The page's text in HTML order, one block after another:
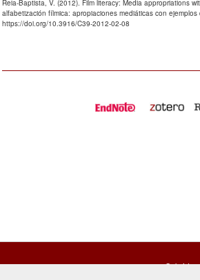
Reia-Baptista, V. (2012). Film literacy: Media appropriations
alfabetización fílmica: apropiaciones mediáticas con
https://doi.org/10.3916/C39-2012-02-08
Oxbridge